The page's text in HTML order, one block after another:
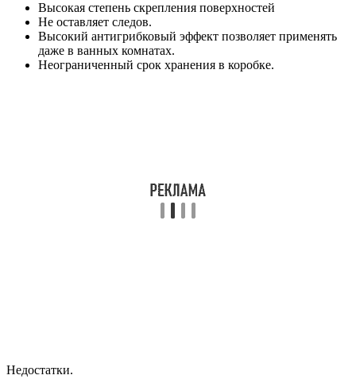
Высокая степень скрепления поверхностей
Не оставляет следов.
Высокий антигрибковый эффект позволяет применять
даже в ванных комнатах.
Неограниченный срок хранения в коробке.
Недостатки.